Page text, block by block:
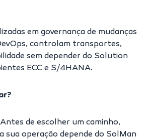
em governança de mudanças
controlam transportes,
sem depender do Solution
ECC e S/4HANA.
de escolher um caminho,
sua operação depende do SolMan